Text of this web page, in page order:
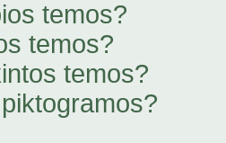
temos?
temos?
temos?